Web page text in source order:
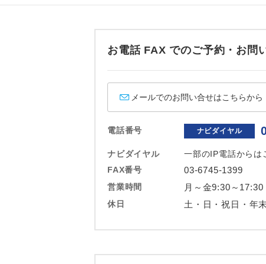
お電話 FAX でのご予約・お問
メールでのお問い合せはこちらから
電話番号 ナビダイヤル
ナビダイヤル
一部のIP電話からは
FAX番号
03-6745-1399
営業時間 月～金9:30～17:30
休日 土・日・祝日・年
ホテル